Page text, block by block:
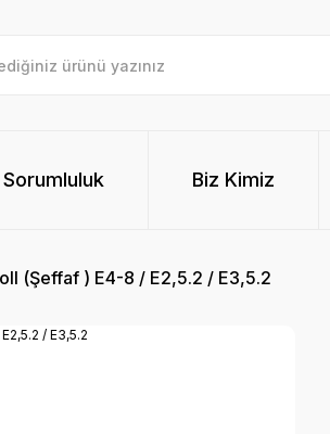
Biz Kimiz
(Şeffaf ) E4-8 / E2,5.2 / E3,5.2